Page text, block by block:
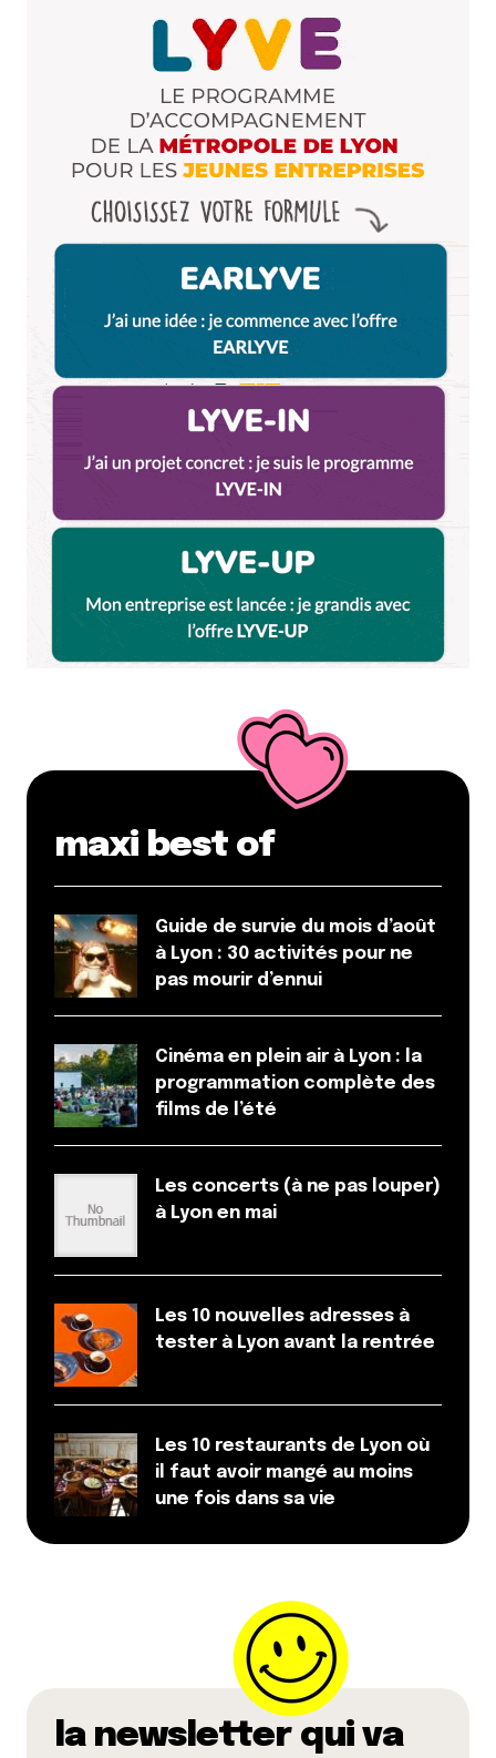
maxi best of
Guide de survie du mois d’août
à Lyon : 30 activités pour ne
pas mourir d’ennui
Cinéma en plein air à Lyon : la
programmation complète des
films de l’été
Les concerts (à ne pas louper)
à Lyon en mai
Les 10 nouvelles adresses à
tester à Lyon avant la rentrée
Les 10 restaurants de Lyon où
il faut avoir mangé au moins
une fois dans sa vie
la newsletter qui va